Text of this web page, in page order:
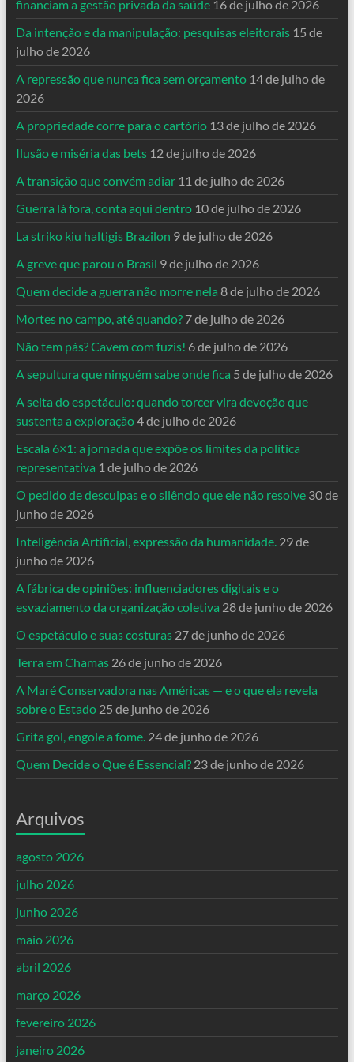
financiam a gestão privada da saúde 16 de julho de 2026
Da intenção e da manipulação: pesquisas eleitorais 15 de
julho de 2026
A repressão que nunca fica sem orçamento 14 de julho de
2026
A propriedade corre para o cartório 13 de julho de 2026
Ilusão e miséria das bets 12 de julho de 2026
A transição que convém adiar 11 de julho de 2026
Guerra lá fora, conta aqui dentro 10 de julho de 2026
La striko kiu haltigis Brazilon 9 de julho de 2026
A greve que parou o Brasil 9 de julho de 2026
Quem decide a guerra não morre nela 8 de julho de 2026
Mortes no campo, até quando? 7 de julho de 2026
Não tem pás? Cavem com fuzis! 6 de julho de 2026
A sepultura que ninguém sabe onde fica 5 de julho de 2026
A seita do espetáculo: quando torcer vira devoção que
sustenta a exploração4 de julho de 2026
Escala 6×1: a jornada que expõe os limites da política
representativa 1 de julho de 2026
O pedido de desculpas e o silêncio que ele não resolve 30 de
junho de 2026
Inteligência Artificial, expressão da humanidade. 29 de
junho de 2026
A fábrica de opiniões: influenciadores digitais e o
esvaziamento da organização coletiva 28 de junho de 2026
O espetáculo e suas costuras 27 de junho de 2026
Terra em Chamas 26 de junho de 2026
A Maré Conservadora nas Américas — e o que ela revela
sobre o Estado 25 de junho de 2026
Grita gol, engole a fome. 24 de junho de 2026
Quem Decide o Que é Essencial? 23 de junho de 2026
Arquivos
agosto 2026
julho 2026
junho 2026
maio 2026
abril 2026
março 2026
fevereiro 2026
janeiro 2026